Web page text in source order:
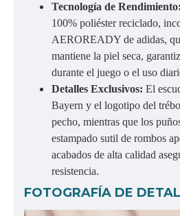
Tecnología de Rendimiento:
100% poliéster reciclado,
AEROREADY de adidas,
mantiene la piel seca,
durante el juego o el uso
Detalles Exclusivos: El
Bayern y el logotipo del
pecho, mientras que los
estampado sutil de rombos
acabados de alta calidad
resistencia.
FOTOGRAFÍA DE